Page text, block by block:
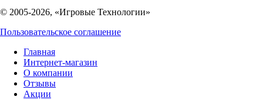
© 2005-2026, «Игровые Технологии»
Пользовательское соглашение
Главная
Интернет-магазин
О компании
Отзывы
Акции